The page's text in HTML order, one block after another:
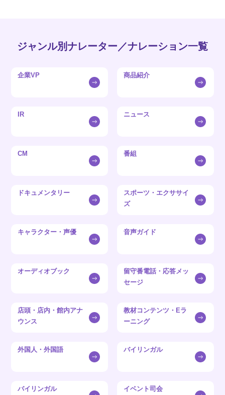
ジャンル別ナレーター／ナレーション一覧
企業VP 商品紹介
IR ニュース
CM 番組
ドキュメンタリー
スポーツ・エクササイ
ズ
キャラクター・声優 音声ガイド
オーディオブック
留守番電話・応答メッ
セージ
店頭・店内・館内アナ
ウンス
教材コンテンツ・Eラ
ーニング
外国人・外国語 バイリンガル
バイリンガル
イベント司会